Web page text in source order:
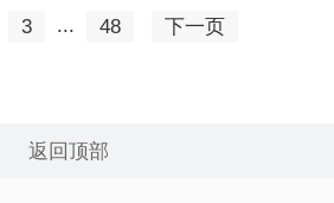
3 ... 48 下一页
返回顶部